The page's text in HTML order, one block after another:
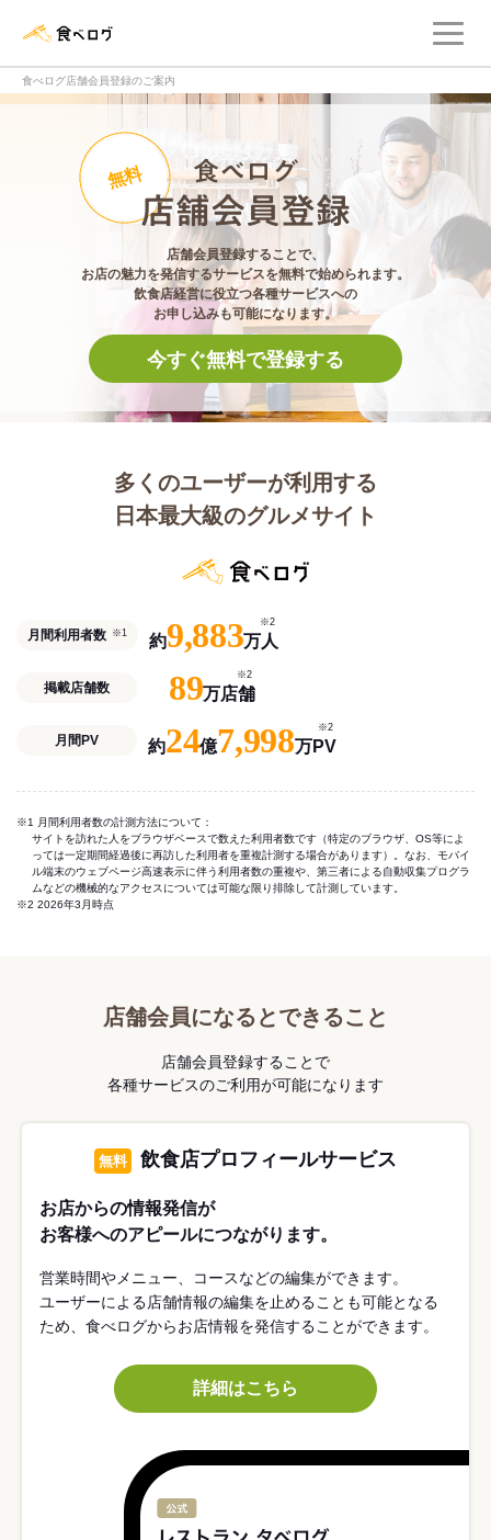
食べログ店舗会員登録のご案内
食べログ店舗会員
無料
店舗会員登録することで、
お店の魅力を発信するサービスを無料で始められます。
飲食店経営に役立つ各種サービスへの
お申し込みも可能になります。
今すぐ無料で登録する
多くのユーザーが利用する
日本最大級のグルメサイト
月間利用者数 ※1 約9,883万人
※2
掲載店舗数 89万店舗
※2
月間PV 約24億7,998万PV
※2
※1 月間利用者数の計測方法について：
サイトを訪れた人をブラウザベースで数えた利用者数です（特定のブラウザ、OS等によ
っては一定期間経過後に再訪した利用者を重複計測する場合があります）。なお、モバイ
ル端末のウェブページ高速表示に伴う利用者数の重複や、第三者による自動収集プログラ
ムなどの機械的なアクセスについては可能な限り排除して計測しています。
※2 2026年3月時点
店舗会員になるとできること
店舗会員登録することで
各種サービスのご利用が可能になります
無料 飲食店プロフィールサービス
お店からの情報発信が
お客様へのアピールにつながります。
営業時間やメニュー、コースなどの編集ができます。
ユーザーによる店舗情報の編集を止めることも可能となる
ため、食べログからお店情報を発信することができます。
詳細はこちら